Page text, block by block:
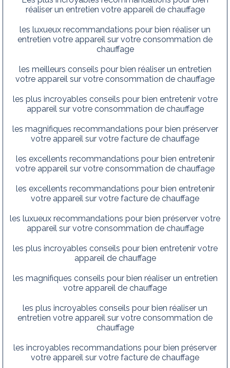
réaliser un entretien votre appareil de chauffage
les luxueux recommandations pour bien réaliser un
entretien votre appareil sur votre consommation de
chauffage
les meilleurs conseils pour bien réaliser un entretien
votre appareil sur votre consommation de chauffage
les plus incroyables conseils pour bien entretenir votre
appareil sur votre consommation de chauffage
les magnifiques recommandations pour bien préserver
votre appareil sur votre facture de chauffage
les excellents recommandations pour bien entretenir
votre appareil sur votre consommation de chauffage
les excellents recommandations pour bien entretenir
votre appareil sur votre facture de chauffage
les luxueux recommandations pour bien préserver votre
appareil sur votre consommation de chauffage
les plus incroyables conseils pour bien entretenir votre
appareil de chauffage
les magnifiques conseils pour bien réaliser un entretien
votre appareil de chauffage
les plus incroyables conseils pour bien réaliser un
entretien votre appareil sur votre consommation de
chauffage
les incroyables recommandations pour bien préserver
votre appareil sur votre facture de chauffage